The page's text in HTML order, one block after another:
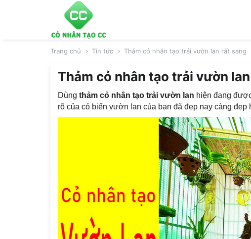
Trang chủ Tin tức Thảm cỏ nhân tạo trải vườn lan rất sang
Thảm cỏ nhân tạo trải vườn
Dùng thảm cỏ nhân tạo trải vườn lan hiện đang
rõ của cỏ biến vườn lan của bạn đã đẹp nay càng đẹp